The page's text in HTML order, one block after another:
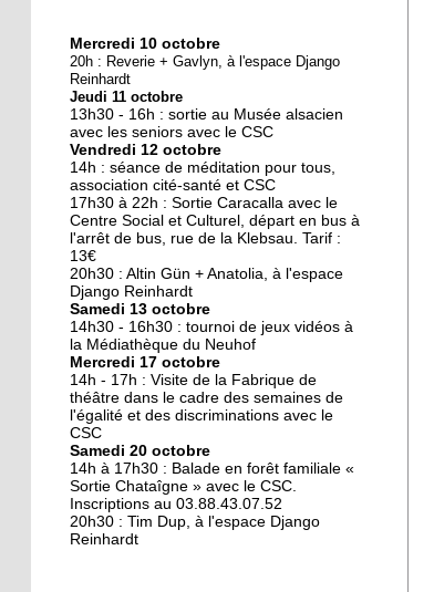
10 octobre 2018
Nouveau look pour une
nouvelle mairie
19 octobre 2017
Face au challenge du
numérique
19 octobre 2017
La précarité tue
18 octobre 2017
Quatre décennies au
chevet du Neuhof
18 octobre 2017
Kamisa Negra : première !
Mercredi 10 octobre
20h : Reverie + Gavlyn, à l'espace Django
Reinhardt
Jeudi 11 octobre
13h30 - 16h : sortie au Musée alsacien
avec les seniors avec le CSC
Vendredi 12 octobre
14h : séance de méditation pour tous,
association cité-santé et CSC
17h30 à 22h : Sortie Caracalla avec le
Centre Social et Culturel, départ en bus à
l'arrêt de bus, rue de la Klebsau. Tarif :
13€
20h30 : Altin Gün + Anatolia, à l'espace
Django Reinhardt
Samedi 13 octobre
14h30 - 16h30 : tournoi de jeux vidéos à
la Médiathèque du Neuhof
Mercredi 17 octobre
14h - 17h : Visite de la Fabrique de
théâtre dans le cadre des semaines de
l'égalité et des discriminations avec le
CSC
Samedi 20 octobre
14h à 17h30 : Balade en forêt familiale «
Sortie Chataîgne » avec le CSC.
Inscriptions au 03.88.43.07.52
20h30 : Tim Dup, à l'espace Django
Reinhardt